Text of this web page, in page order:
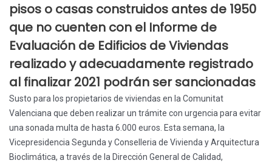
pisos o casas construidos antes de 1950
que no cuenten con el Informe de
Evaluación de Edificios de Viviendas
realizado y adecuadamente registrado
al finalizar 2021 podrán ser sancionadas
Susto para los propietarios de viviendas en la Comunitat
Valenciana que deben realizar un trámite con urgencia para evitar
una sonada multa de hasta 6.000 euros. Esta semana, la
Vicepresidencia Segunda y Conselleria de Vivienda y Arquitectura
Bioclimática, a través de la Dirección General de Calidad,